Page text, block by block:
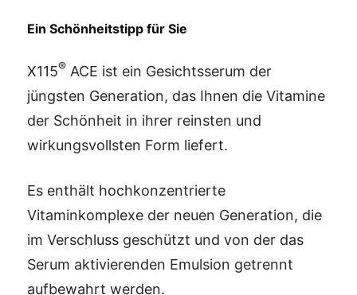
Ein Schönheitstipp für Sie
X115® ACE ist ein Gesichtsserum der
jüngsten Generation, das Ihnen die Vitamine
der Schönheit in ihrer reinsten und
wirkungsvollsten Form liefert.
Es enthält hochkonzentrierte
Vitaminkomplexe der neuen Generation, die
im Verschluss geschützt und von der das
Serum aktivierenden Emulsion getrennt
aufbewahrt werden.